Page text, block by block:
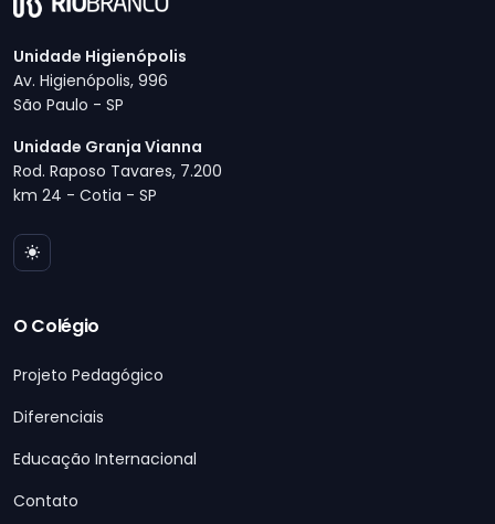
Unidade Higienópolis
Av. Higienópolis, 996
São Paulo - SP
Unidade Granja Vianna
Rod. Raposo Tavares, 7.200
km 24 - Cotia - SP
O Colégio
Projeto Pedagógico
Diferenciais
Educação Internacional
Contato